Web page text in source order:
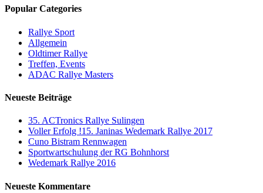
Popular Categories
Rallye Sport
Allgemein
Oldtimer Rallye
Treffen, Events
ADAC Rallye Masters
Neueste Beiträge
35. ACTronics Rallye Sulingen
Voller Erfolg !15. Janinas Wedemark Rallye 2017
Cuno Bistram Rennwagen
Sportwartschulung der RG Bohnhorst
Wedemark Rallye 2016
Neueste Kommentare